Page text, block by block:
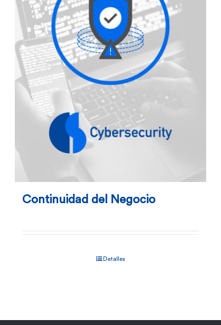
Continuidad del Negocio
Detalles